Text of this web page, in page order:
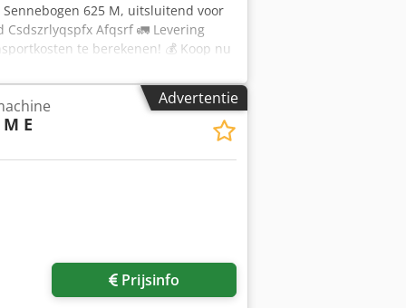
625 M, uitsluitend voor
Afqsrf 🚛 Levering
te berekenen! 💰 Koop nu
vergoeding (onder
expert 0 inspectiepunten 0
Als onderdelendrager: Veel
aanwezig, en de assen zijn
de joysticks en displays. De motor
extra foto's of een video
het zoeken naar meer informatie
inspectie door professionals ✔
flexibele betalingsmogelijkheden 🔄
voor alle machine-eigenaren en -
Advertentie
E
Prijsinfo